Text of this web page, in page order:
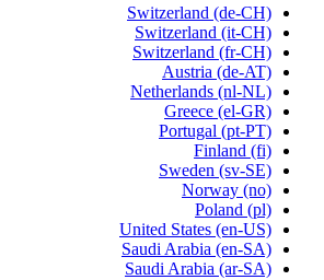
Switzerland (de-CH)
Switzerland (it-CH)
Switzerland (fr-CH)
Austria (de-AT)
Netherlands (nl-NL)
Greece (el-GR)
Portugal (pt-PT)
Finland (fi)
Sweden (sv-SE)
Norway (no)
Poland (pl)
United States (en-US)
Saudi Arabia (en-SA)
Saudi Arabia (ar-SA)